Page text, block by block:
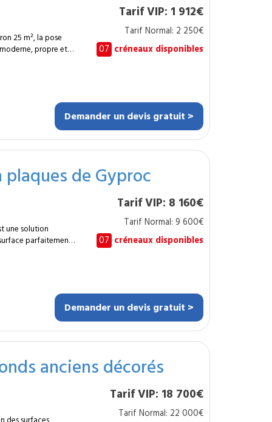
rapide,
surfaces en béton.
25 m², la pose
propre et
Ce type
aux commerces,
techniques
Sa légèreté
structure existante
la luminosité
pièce visuellement
par espace.
Tarif VIP: 1 912€
Tarif Normal: 2 250€
07 créneaux disponibles
Demander un devis gratuit >
plaques de Gyproc
une solution
parfaitement
et durable. Le
acoustique
au
un plafond fiable,
votre choix.
Tarif VIP: 8 160€
Tarif Normal: 9 600€
07 créneaux disponibles
Demander un devis gratuit >
anciens décorés
Tarif VIP: 18 700€
Tarif Normal: 22 000€